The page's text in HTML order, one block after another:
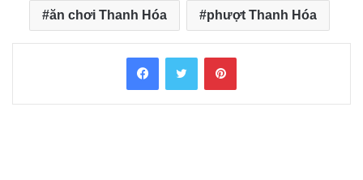
ăn chơi Thanh Hóa phượt Thanh Hóa
FacebookTwitter Pinterest